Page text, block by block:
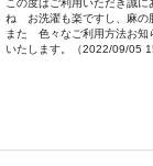
この度はご利用いただき誠
ね お洗濯も楽ですし、麻の
また 色々なご利用方法お知
いたします。（2022/09/05